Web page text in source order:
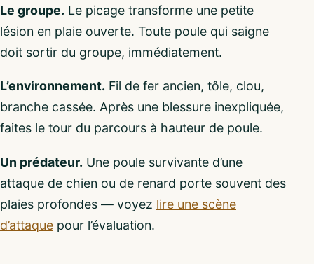
Le groupe. Le picage transforme une petite
lésion en plaie ouverte. Toute poule qui saigne
doit sortir du groupe, immédiatement.
L’environnement. Fil de fer ancien, tôle, clou,
branche cassée. Après une blessure inexpliquée,
faites le tour du parcours à hauteur de poule.
Un prédateur. Une poule survivante d’une
attaque de chien ou de renard porte souvent des
plaies profondes — voyez lire une scène
d’attaque pour l’évaluation.